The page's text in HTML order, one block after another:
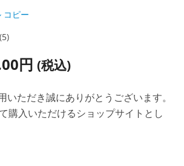
コピー
(5)
円 (税込)
いただき誠にありがとうございます。
購入いただけるショップサイトとし